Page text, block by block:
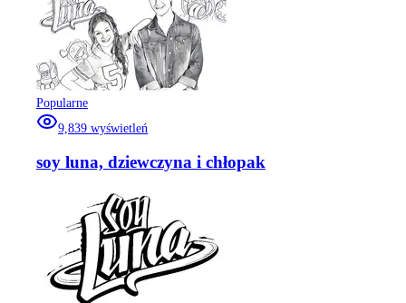
Popularne
9,839 wyświetleń
soy luna, dziewczyna i chłopak